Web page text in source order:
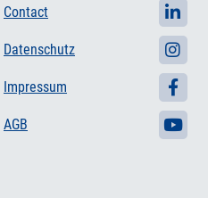
Contact
Datenschutz
Impressum
AGB